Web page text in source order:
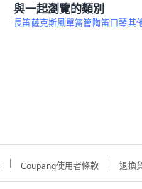
與一起瀏覽的類別
長笛薩克斯風單簧管陶笛口琴其
Coupang使用者條款 退換